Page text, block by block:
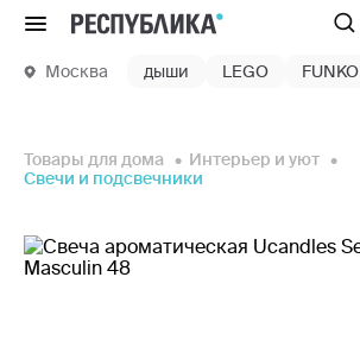
Меню
Москва дыши LEGO FUNKO
Товары для дома
Интерьер и уют
Свечи и подсвечники